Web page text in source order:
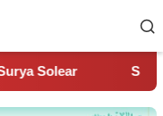
Juara Piala